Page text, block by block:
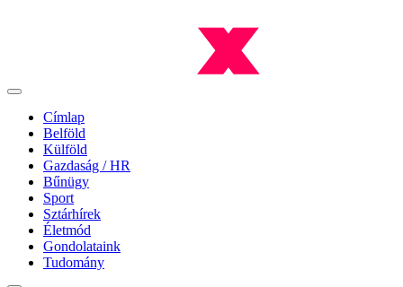
Címlap
Belföld
Külföld
Gazdaság / HR
Bűnügy
Sport
Sztárhírek
Életmód
Gondolataink
Tudomány